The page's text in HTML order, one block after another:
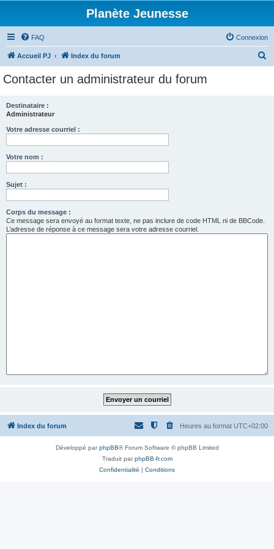
Planète Jeunesse
FAQ Connexion
Accueil PJ Index du forum
Contacter un administrateur du forum
Destinataire :
Administrateur
Votre adresse courriel :
Votre nom :
Sujet :
Corps du message :
Ce message sera envoyé au format texte, ne pas inclure de code HTML ni de BBCode.
L’adresse de réponse à ce message sera votre adresse courriel.
Index du forum Heures au format UTC+02:00
Développé parphpBB® Forum Software © phpBB Limited
Traduit parphpBB-fr.com
Confidentialité | Conditions